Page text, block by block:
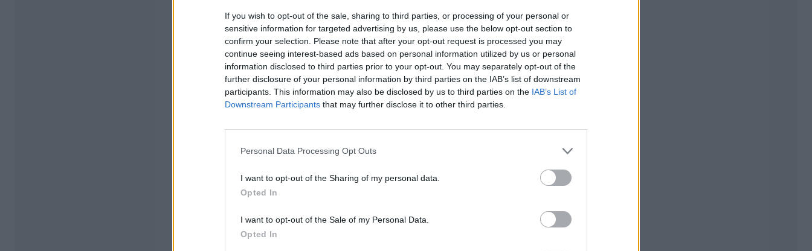
If you wish to opt-out of the sale, sharing to third parties, or processing of your personal or
sensitive information for targeted advertising by us, please use the below opt-out section to
confirm your selection. Please note that after your opt-out request is processed you may
continue seeing interest-based ads based on personal information utilized by us or personal
information disclosed to third parties prior to your opt-out. You may separately opt-out of the
further disclosure of your personal information by third parties on the IAB’s list of downstream
participants. This information may also be disclosed by us to third parties on the IAB’s List of
Downstream Participants that may further disclose it to other third parties.
Personal Data Processing Opt Outs
I want to opt-out of the Sharing of my personal data.
Opted In
I want to opt-out of the Sale of my Personal Data.
Opted In